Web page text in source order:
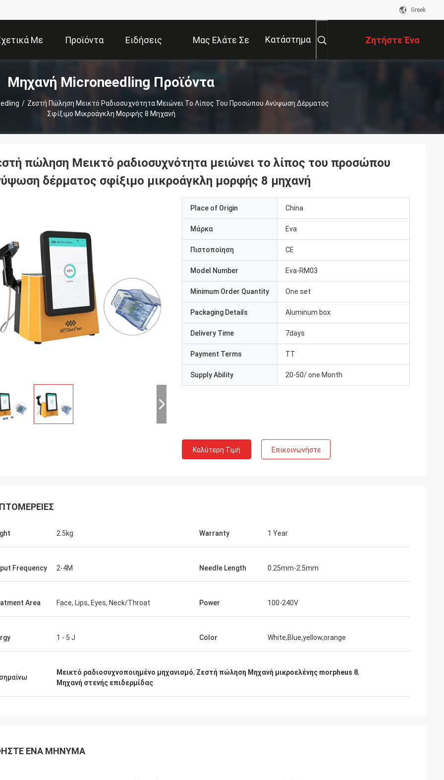
Greek
Με
Εμάς
Προϊόντα Ειδήσεις Μας Ελάτε Σε
Επαφή Με
Κατάστημα Ζητήστε Ένα
Απόσπασμα
Μηχανή Microneedling Προϊόντα
/ Ζεστή Πώληση Μεικτό Ραδιοσυχνότητα Μειώνει Το Λίπος Του Προσώπου Ανύψωση Δέρματος
Σφίξιμο Μικροάγκλη Μορφής 8 Μηχανή
πώληση Μεικτό ραδιοσυχνότητα μειώνει το λίπος του προσώπου
δέρματος σφίξιμο μικροάγκλη μορφής 8 μηχανή
Place of Origin China
Μάρκα Eva
Πιστοποίηση CE
Model Number Eva-RM03
Minimum Order Quantity One set
Packaging Details Aluminum box
Delivery Time 7days
Payment Terms TT
Supply Ability 20-50/ one Month
Καλύτερη Τιμή Επικοινωνήστε
2.5kg Warranty 1 Year
Frequency 2-4M Needle Length 0.25mm-2.5mm
Area Face, Lips, Eyes, Neck/Throat Power 100-240V
1 - 5 J Color White,Blue,yellow,orange
Μεικτό ραδιοσυχνοποιημένο μηχανισμό, Ζεστή πώληση Μηχανή μικροελένης morpheus 8,
Μηχανή στενής επιδερμίδας
ΈΝΑ ΜΉΝΥΜΑ